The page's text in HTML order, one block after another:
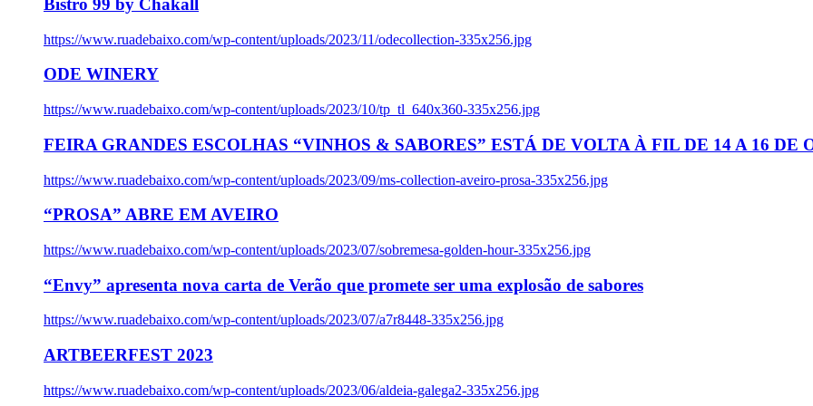
Bistro 99 by Chakall
https://www.ruadebaixo.com/wp-content/uploads/2023/11/odecollection-335x256.jpg
ODE WINERY
https://www.ruadebaixo.com/wp-content/uploads/2023/10/tp_tl_640x360-335x256.jpg
FEIRA GRANDES ESCOLHAS “VINHOS & SABORES” ESTÁ DE VOLTA À FIL DE 14 A 16 DE
https://www.ruadebaixo.com/wp-content/uploads/2023/09/ms-collection-aveiro-prosa-335x256.jpg
“PROSA” ABRE EM AVEIRO
https://www.ruadebaixo.com/wp-content/uploads/2023/07/sobremesa-golden-hour-335x256.jpg
“Envy” apresenta nova carta de Verão que promete ser uma explosão de sabores
https://www.ruadebaixo.com/wp-content/uploads/2023/07/a7r8448-335x256.jpg
ARTBEERFEST 2023
https://www.ruadebaixo.com/wp-content/uploads/2023/06/aldeia-galega2-335x256.jpg